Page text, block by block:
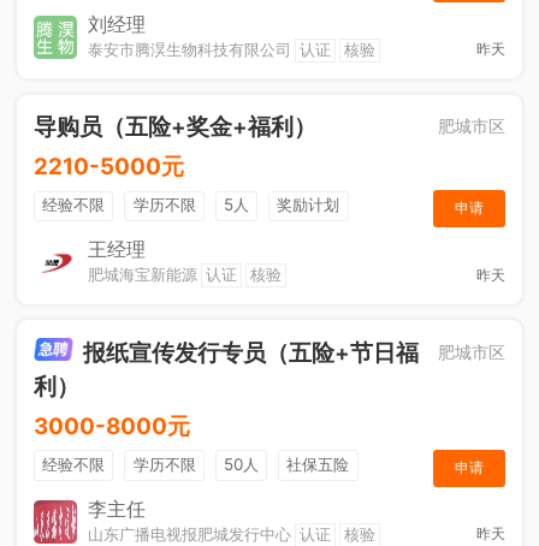
节日福利刘经理
泰安市腾淏生物科技有限公司 认证 核验 昨天
导购员（五险+奖金+福利） 肥城市区
2210-5000元
经验不限 学历不限 5人
奖励计划
销售奖金
社保五险
申请
王经理
肥城海宝新能源 认证 核验 昨天
报纸宣传发行专员（五险+节日福
利）
肥城市区
3000-8000元
经验不限 学历不限 50人
社保五险
节日福利
销售奖金
申请
李主任
山东广播电视报肥城发行中心 认证 核验 昨天